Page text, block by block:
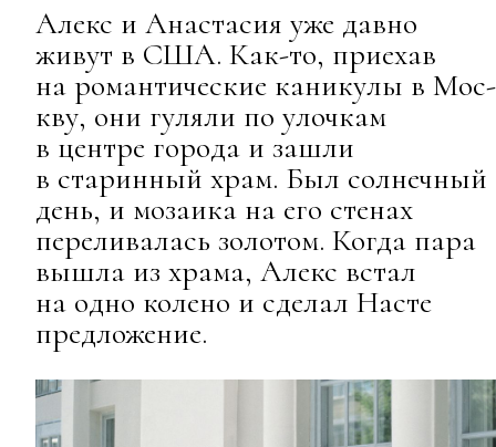
Алекс и Анастасия уже давно
живут в США. Как-то, приехав
на романтические каникулы в Мос-
кву, они гуляли по улочкам
в центре города и зашли
в старинный храм. Был солнечный
день, и мозаика на его стенах
переливалась золотом. Когда пара
вышла из храма, Алекс встал
на одно колено и сделал Насте
предложение.